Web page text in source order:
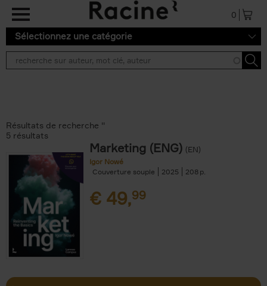
Aller au contenu principal
0
Sélectionnez une catégorie
Résultats de recherche ''
5 résultats
Marketing (ENG) (EN)
Igor Nowé
Couverture souple
2025 208
€ 49,99